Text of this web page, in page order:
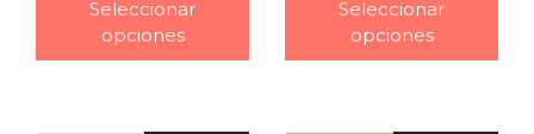
Seleccionar
opciones
Seleccionar
opciones